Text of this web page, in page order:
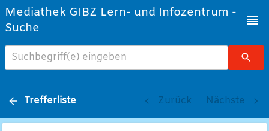
Mediathek GIBZ Lern- und Infozentrum -
Suche
Suchbegriff(e) eingeben
Trefferliste Zurück Nächste